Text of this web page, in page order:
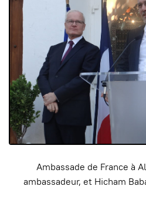
Ambassade de France à
ambassadeur, et Hicham